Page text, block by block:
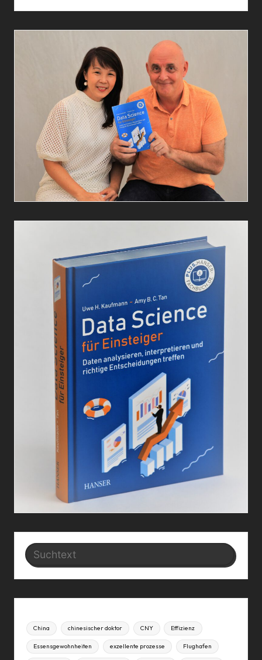
Search
China chinesischer doktor CNY Effizienz
Essensgewohnheiten exzellente prozesse Flughafen